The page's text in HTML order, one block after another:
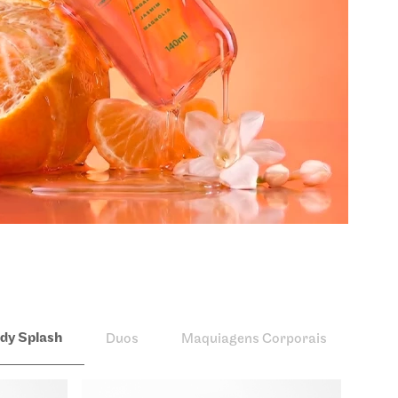
Splash Duos Maquiagens Corporais